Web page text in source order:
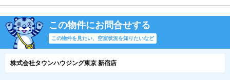
この物件にお問合せする
この物件を見たい、空室状況を知りたいなど
株式会社タウンハウジング東京 新宿店